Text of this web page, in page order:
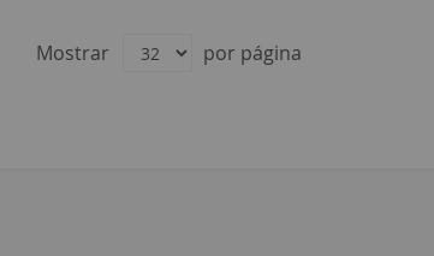
D.O. Binissalem Mallorca
Mostrar por página